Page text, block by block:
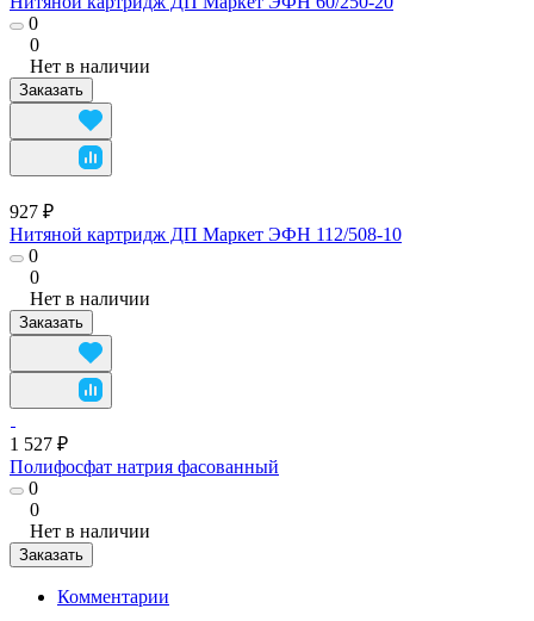
0
0
Нет в наличии
Заказать
927 ₽
Нитяной картридж ДП Маркет ЭФН 112/508-10
0
0
Нет в наличии
Заказать
1 527 ₽
Полифосфат натрия фасованный
0
0
Нет в наличии
Заказать
Комментарии